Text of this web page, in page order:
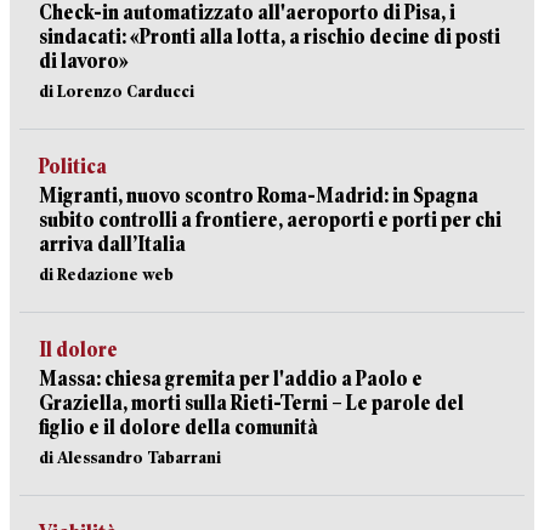
Check-in automatizzato all'aeroporto di Pisa, i
sindacati: «Pronti alla lotta, a rischio decine di posti
di lavoro»
di Lorenzo Carducci
Politica
Migranti, nuovo scontro Roma-Madrid: in Spagna
subito controlli a frontiere, aeroporti e porti per chi
arriva dall’Italia
di Redazione web
Il dolore
Massa: chiesa gremita per l'addio a Paolo e
Graziella, morti sulla Rieti-Terni – Le parole del
figlio e il dolore della comunità
di Alessandro Tabarrani